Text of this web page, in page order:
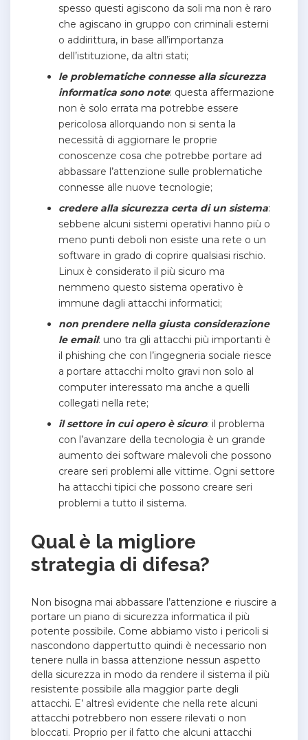
spesso questi agiscono da soli ma non è raro
che agiscano in gruppo con criminali esterni
o addirittura, in base all’importanza
dell’istituzione, da altri stati;
le problematiche connesse alla sicurezza
informatica sono note: questa affermazione
non è solo errata ma potrebbe essere
pericolosa allorquando non si senta la
necessità di aggiornare le proprie
conoscenze cosa che potrebbe portare ad
abbassare l’attenzione sulle problematiche
connesse alle nuove tecnologie;
credere alla sicurezza certa di un sistema:
sebbene alcuni sistemi operativi hanno più o
meno punti deboli non esiste una rete o un
software in grado di coprire qualsiasi rischio.
Linux è considerato il più sicuro ma
nemmeno questo sistema operativo è
immune dagli attacchi informatici;
non prendere nella giusta considerazione
le email: uno tra gli attacchi più importanti è
il phishing che con l’ingegneria sociale riesce
a portare attacchi molto gravi non solo al
computer interessato ma anche a quelli
collegati nella rete;
il settore in cui opero è sicuro: il problema
con l’avanzare della tecnologia è un grande
aumento dei software malevoli che possono
creare seri problemi alle vittime. Ogni settore
ha attacchi tipici che possono creare seri
problemi a tutto il sistema.
Qual è la migliore
strategia di difesa?
Non bisogna mai abbassare l’attenzione e riuscire a
portare un piano di sicurezza informatica il più
potente possibile. Come abbiamo visto i pericoli si
nascondono dappertutto quindi è necessario non
tenere nulla in bassa attenzione nessun aspetto
della sicurezza in modo da rendere il sistema il più
resistente possibile alla maggior parte degli
attacchi. E’ altresì evidente che nella rete alcuni
attacchi potrebbero non essere rilevati o non
bloccati. Proprio per il fatto che alcuni attacchi